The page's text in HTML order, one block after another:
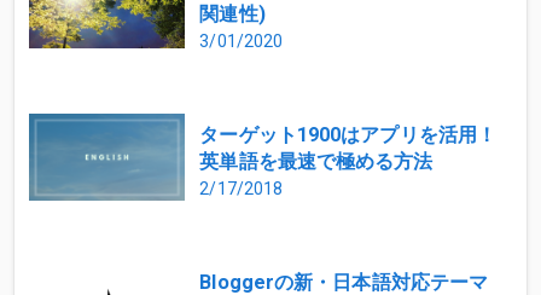
関連性)
3/01/2020
ターゲット1900はアプリを活用！
英単語を最速で極める方法
2/17/2018
Bloggerの新・日本語対応テーマ